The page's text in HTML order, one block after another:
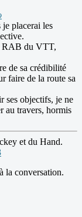
je placerai les
RAB du VTT,
de sa crédibilité
faire de la route sa
ses objectifs, je ne
au travers, hormis
et du Hand.
la conversation.